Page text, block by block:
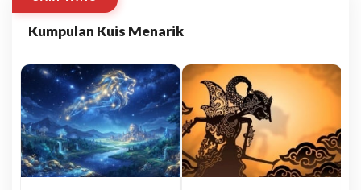
Kumpulan Kuis Menarik